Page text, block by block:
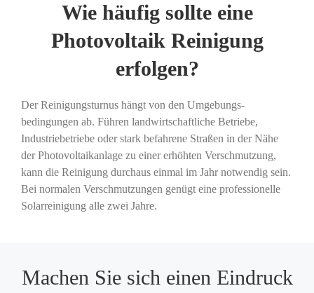
Wie häufig sollte eine
Photovoltaik Reinigung
erfolgen?
Der Reinigungsturnus hängt von den Umgebungs-
bedingungen ab. Führen landwirtschaftliche Betriebe,
Industriebetriebe oder stark befahrene Straßen in der Nähe
der Photovoltaikanlage zu einer erhöhten Verschmutzung,
kann die Reinigung durchaus einmal im Jahr notwendig sein.
Bei normalen Verschmutzungen genügt eine professionelle
Solarreinigung alle zwei Jahre.
Machen Sie sich einen Eindruck